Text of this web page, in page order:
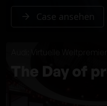
Case ansehen
Audi: Virtuelle Weltpremiere
The Day of